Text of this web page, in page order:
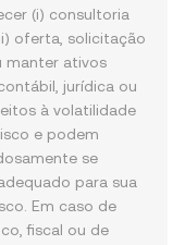
(i) consultoria
oferta, solicitação
manter ativos
jurídica ou
à volatilidade
e podem
se
para sua
Em caso de
fiscal ou de